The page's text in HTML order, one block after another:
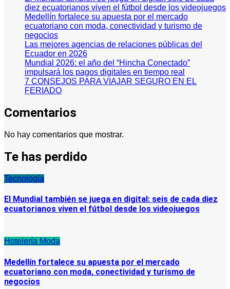
diez ecuatorianos viven el fútbol desde los videojuegos
Medellín fortalece su apuesta por el mercado
ecuatoriano con moda, conectividad y turismo de
negocios
Las mejores agencias de relaciones públicas del
Ecuador en 2026
Mundial 2026: el año del “Hincha Conectado”
impulsará los pagos digitales en tiempo real
7 CONSEJOS PARA VIAJAR SEGURO EN EL
FERIADO
Comentarios
No hay comentarios que mostrar.
Te has perdido
Tecnología
El Mundial también se juega en digital: seis de cada diez
ecuatorianos viven el fútbol desde los videojuegos
Hotelería Moda
Medellín fortalece su apuesta por el mercado
ecuatoriano con moda, conectividad y turismo de
negocios